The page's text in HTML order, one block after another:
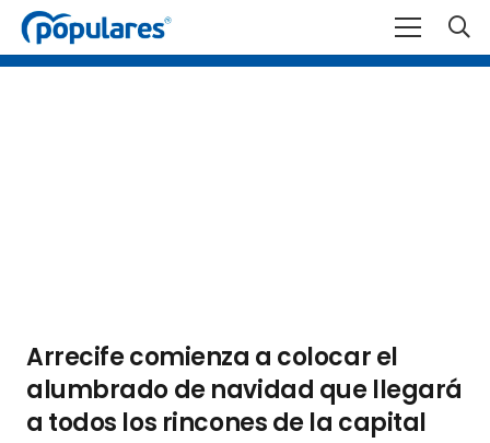
Arrecife comienza a colocar el
alumbrado de navidad que llegará
a todos los rincones de la capital